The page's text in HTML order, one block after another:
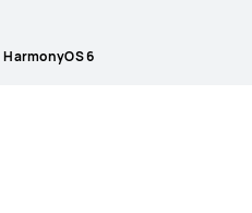
HarmonyOS 6